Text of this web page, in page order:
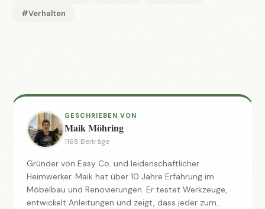
#Verhalten
GESCHRIEBEN VON
Maik Möhring
1168 Beiträge
Gründer von Easy Co. und leidenschaftlicher
Heimwerker. Maik hat über 10 Jahre Erfahrung im
Möbelbau und Renovierungen. Er testet Werkzeuge,
entwickelt Anleitungen und zeigt, dass jeder zum